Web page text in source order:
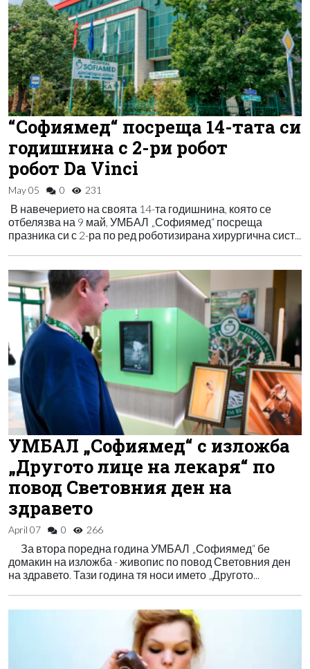
“Софиямед“ посреща 14-тата си
годишнина с 2-ри робот
робот Da Vinci
May 05 0 231
В навечерието на своята 14-та годишнина, която се
отбелязва на 9 май, УМБАЛ „Софиямед“ посреща
празника си с 2-ра по ред роботизирана хирургична сист...
УМБАЛ „Софиямед“ с изложба
„Другото лице на лекаря“ по
повод Световния ден на
здравето
April 07 0 266
За втора поредна година УМБАЛ „Софиямед“ бе
домакин на изложба - живопис по повод Световния ден
на здравето. Тази година тя носи името „Другото...